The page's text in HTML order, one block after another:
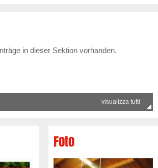
in dieser Sektion vorhanden.
visualizza tutti
Foto